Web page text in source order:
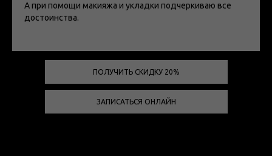
А при помощи макияжа и укладки подчеркиваю все
достоинства.
ЗАПИСАТЬСЯ ОНЛАЙН
ПОЛУЧИТЬ СКИДКУ 20%